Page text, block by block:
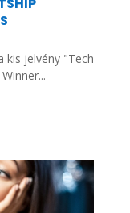
kis jelvény "Tech